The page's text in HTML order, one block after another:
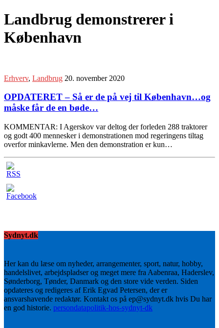
Landbrug demonstrerer i
København
Erhverv, Landbrug 20. november 2020
OPDATERET – Så er de på vej til København…og
måske får de en bøde…
KOMMENTAR: I Agerskov var deltog der forleden 288 traktorer
og godt 400 mennesker i demonstrationen mod regeringens tiltag
overfor minkavlerne. Men den demonstration er kun…
Sydnyt.dk
Her kan du læse om nyheder, arrangementer, sport, natur, hobby,
handelslivet, arbejdspladser og meget mere fra Aabenraa, Haderslev,
Sønderborg, Tønder, Danmark og den store vide verden. Siden
opdateres og redigeres af Erik Egvad Petersen, der er
ansvarshavende redaktør. Kontakt os på ep@sydnyt.dk hvis Du har
en god historie. persondatapolitik-hos-sydnyt-dk